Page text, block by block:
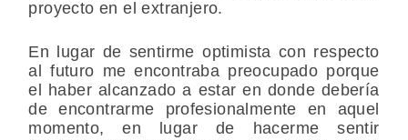
proyecto en el extranjero.
En lugar de sentirme optimista con respecto
al futuro me encontraba preocupado porque
el haber alcanzado a estar en donde debería
de encontrarme profesionalmente en aquel
momento, en lugar de hacerme sentir